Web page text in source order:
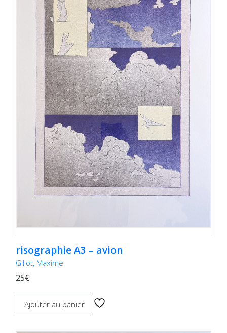
risographie A3 – avion
Gillot, Maxime
25€
Ajouter au panier